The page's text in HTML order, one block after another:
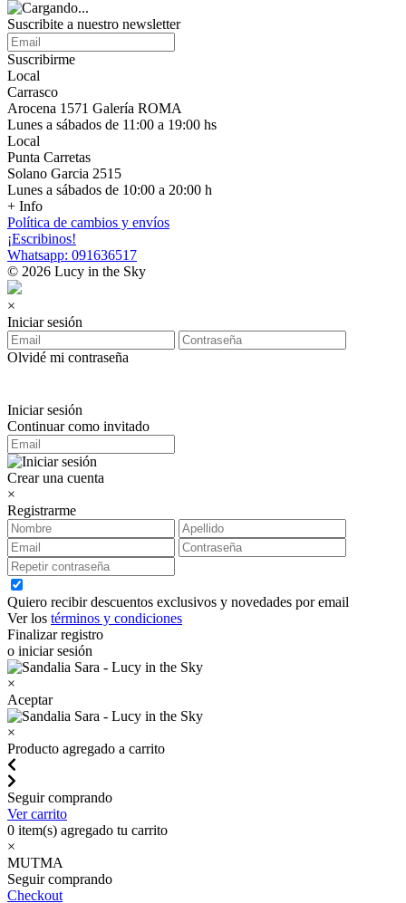
Suscribite a nuestro newsletter
Suscribirme
Local
Carrasco
Arocena 1571 Galería ROMA
Lunes a sábados de 11:00 a 19:00 hs
Local
Punta Carretas
Solano Garcia 2515
Lunes a sábados de 10:00 a 20:00 h
+ Info
Política de cambios y envíos
¡Escribinos!
Whatsapp: 091636517
© 2026 Lucy in the Sky
×
Iniciar sesión
Olvidé mi contraseña
Iniciar sesión
Continuar como invitado
Crear una cuenta
×
Registrarme
Quiero recibir descuentos exclusivos y novedades por email
Ver los términos y condiciones
Finalizar registro
o iniciar sesión
×
Aceptar
×
Producto agregado a carrito
Seguir comprando
Ver carrito
0 item(s) agregado tu carrito
×
MUTMA
Seguir comprando
Checkout